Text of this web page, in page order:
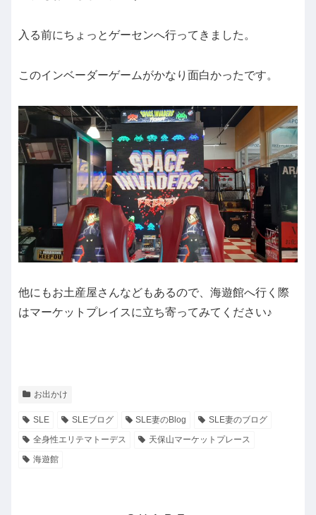
入る前にちょっとゲーセンへ行ってきました。
このインベーダーゲームがかなり面白かったです。
他にもお土産屋さんなどもあるので、海遊館へ行く際
はマーケットプレイスに立ち寄ってみてください♪
お出かけ
SLE SLEブログ SLE妻のBlog
SLE妻のブログ
全身性エリテマトーデス
天保山マーケットプレース
海遊館